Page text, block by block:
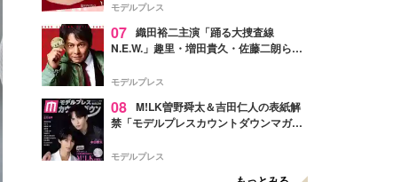
ぎ」「成長を感じる」の声
モデルプレス
07 織田裕二主演「踊る大捜査線
N.E.W.」趣里・増田貴久・佐藤二朗ら新
徴する“謎のキーワード”も
モデルプレス
08 M!LK曽野舜太＆吉田仁人の表紙解
禁「モデルプレスカウントダウンマガジ
モデルプレス